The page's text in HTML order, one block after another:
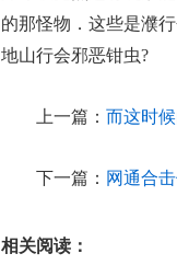
的那怪物．这些是濮
地山行会邪恶钳虫?
上一篇： 而这时
下一篇： 网通合
相关阅读：